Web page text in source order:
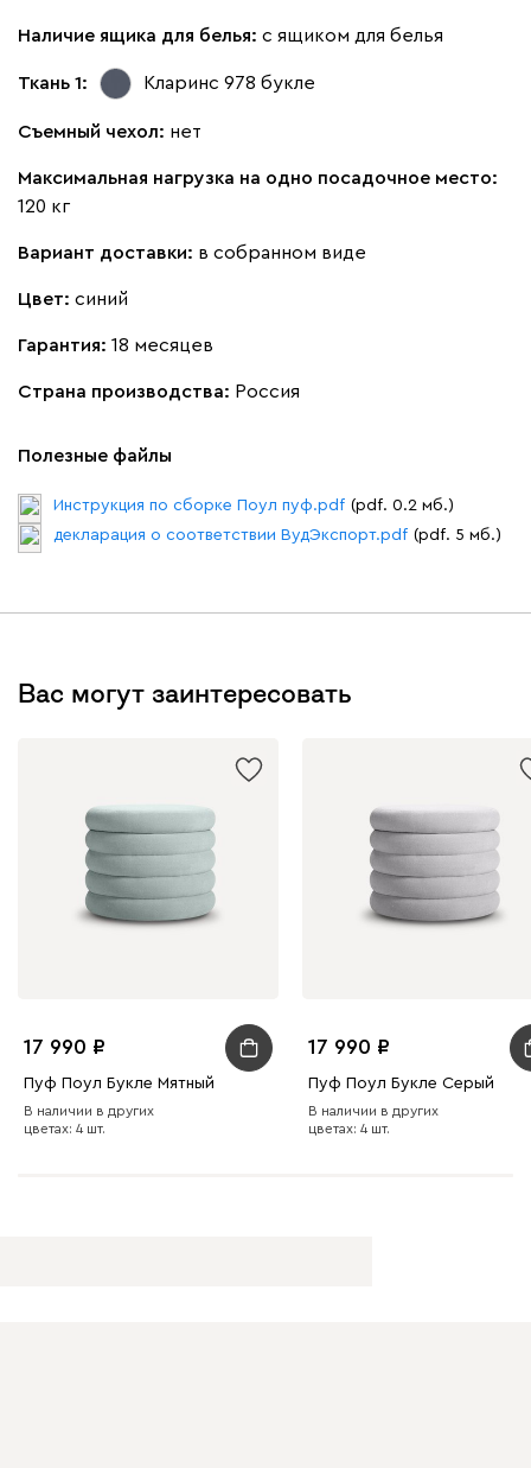
Наличие ящика для белья: с ящиком для белья
Ткань 1: Кларинс 978 букле
Съемный чехол: нет
Максимальная нагрузка на одно посадочное место:
120 кг
Вариант доставки: в собранном виде
Цвет: синий
Гарантия: 18 месяцев
Страна производства: Россия
Полезные файлы
Инструкция по сборке Поул пуф.pdf (pdf. 0.2 мб.)
декларация о соответствии ВудЭкспорт.pdf (pdf. 5 мб.)
Вас могут заинтересовать
17 990
Пуф Поул Букле Мятный
В наличии в других
цветах: 4 шт.
17 990
Пуф Поул Букле Серый
В наличии в других
цветах: 4 шт.